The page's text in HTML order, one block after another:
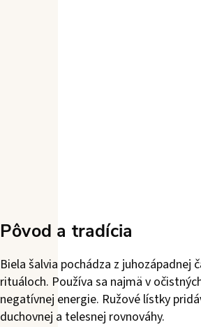
Pôvod a tradícia
Biela šalvia pochádza z juhozápadnej
rituáloch. Používa sa najmä v
negatívnej energie. Ružové lístky
duchovnej a telesnej rovnováhy.